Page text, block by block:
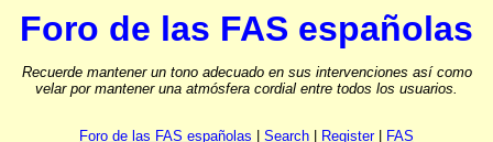
Foro de las FAS españolas
Recuerde mantener un tono adecuado en sus intervenciones así como
velar por mantener una atmósfera cordial entre todos los usuarios.
Foro de las FAS españolas Search Register|
FAS